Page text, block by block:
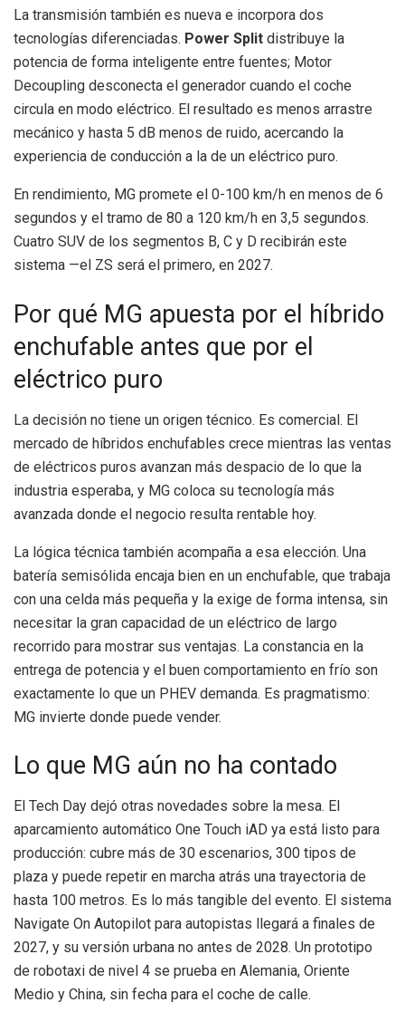
La transmisión también es nueva e incorpora dos
tecnologías diferenciadas. Power Split distribuye la
potencia de forma inteligente entre fuentes; Motor
Decoupling desconecta el generador cuando el coche
circula en modo eléctrico. El resultado es menos arrastre
mecánico y hasta 5 dB menos de ruido, acercando la
experiencia de conducción a la de un eléctrico puro.
En rendimiento, MG promete el 0-100 km/h en menos de 6
segundos y el tramo de 80 a 120 km/h en 3,5 segundos.
Cuatro SUV de los segmentos B, C y D recibirán este
sistema —el ZS será el primero, en 2027.
Por qué MG apuesta por el híbrido
enchufable antes que por el
eléctrico puro
La decisión no tiene un origen técnico. Es comercial. El
mercado de híbridos enchufables crece mientras las ventas
de eléctricos puros avanzan más despacio de lo que la
industria esperaba, y MG coloca su tecnología más
avanzada donde el negocio resulta rentable hoy.
La lógica técnica también acompaña a esa elección. Una
batería semisólida encaja bien en un enchufable, que trabaja
con una celda más pequeña y la exige de forma intensa, sin
necesitar la gran capacidad de un eléctrico de largo
recorrido para mostrar sus ventajas. La constancia en la
entrega de potencia y el buen comportamiento en frío son
exactamente lo que un PHEV demanda. Es pragmatismo:
MG invierte donde puede vender.
Lo que MG aún no ha contado
El Tech Day dejó otras novedades sobre la mesa. El
aparcamiento automático One Touch iAD ya está listo para
producción: cubre más de 30 escenarios, 300 tipos de
plaza y puede repetir en marcha atrás una trayectoria de
hasta 100 metros. Es lo más tangible del evento. El sistema
Navigate On Autopilot para autopistas llegará a finales de
2027, y su versión urbana no antes de 2028. Un prototipo
de robotaxi de nivel 4 se prueba en Alemania, Oriente
Medio y China, sin fecha para el coche de calle.